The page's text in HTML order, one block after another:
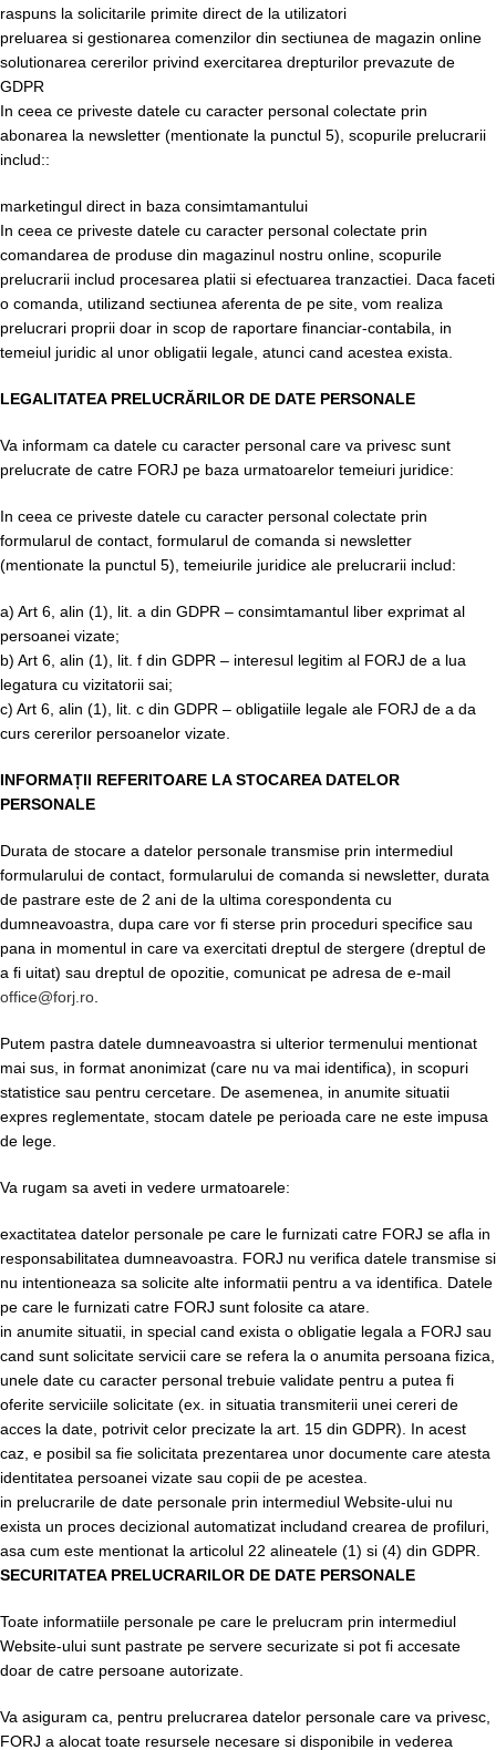
raspuns la solicitarile primite direct de la utilizatori
preluarea si gestionarea comenzilor din sectiunea de magazin online
solutionarea cererilor privind exercitarea drepturilor prevazute de
GDPR
In ceea ce priveste datele cu caracter personal colectate prin
abonarea la newsletter (mentionate la punctul 5), scopurile prelucrarii
includ::
marketingul direct in baza consimtamantului
In ceea ce priveste datele cu caracter personal colectate prin
comandarea de produse din magazinul nostru online, scopurile
prelucrarii includ procesarea platii si efectuarea tranzactiei. Daca faceti
o comanda, utilizand sectiunea aferenta de pe site, vom realiza
prelucrari proprii doar in scop de raportare financiar-contabila, in
temeiul juridic al unor obligatii legale, atunci cand acestea exista.
LEGALITATEA PRELUCRĂRILOR DE DATE PERSONALE
Va informam ca datele cu caracter personal care va privesc sunt
prelucrate de catre FORJ pe baza urmatoarelor temeiuri juridice:
In ceea ce priveste datele cu caracter personal colectate prin
formularul de contact, formularul de comanda si newsletter
(mentionate la punctul 5), temeiurile juridice ale prelucrarii includ:
a) Art 6, alin (1), lit. a din GDPR – consimtamantul liber exprimat al
persoanei vizate;
b) Art 6, alin (1), lit. f din GDPR – interesul legitim al FORJ de a lua
legatura cu vizitatorii sai;
c) Art 6, alin (1), lit. c din GDPR – obligatiile legale ale FORJ de a da
curs cererilor persoanelor vizate.
INFORMAȚII REFERITOARE LA STOCAREA DATELOR
PERSONALE
Durata de stocare a datelor personale transmise prin intermediul
formularului de contact, formularului de comanda si newsletter, durata
de pastrare este de 2 ani de la ultima corespondenta cu
dumneavoastra, dupa care vor fi sterse prin proceduri specifice sau
pana in momentul in care va exercitati dreptul de stergere (dreptul de
a fi uitat) sau dreptul de opozitie, comunicat pe adresa de e-mail
office@forj.ro
Putem pastra datele dumneavoastra si ulterior termenului mentionat
mai sus, in format anonimizat (care nu va mai identifica), in scopuri
statistice sau pentru cercetare. De asemenea, in anumite situatii
expres reglementate, stocam datele pe perioada care ne este impusa
de lege.
Va rugam sa aveti in vedere urmatoarele:
exactitatea datelor personale pe care le furnizati catre FORJ se afla in
responsabilitatea dumneavoastra. FORJ nu verifica datele transmise si
nu intentioneaza sa solicite alte informatii pentru a va identifica. Datele
pe care le furnizati catre FORJ sunt folosite ca atare.
in anumite situatii, in special cand exista o obligatie legala a FORJ sau
cand sunt solicitate servicii care se refera la o anumita persoana fizica,
unele date cu caracter personal trebuie validate pentru a putea fi
oferite serviciile solicitate (ex. in situatia transmiterii unei cereri de
acces la date, potrivit celor precizate la art. 15 din GDPR). In acest
caz, e posibil sa fie solicitata prezentarea unor documente care atesta
identitatea persoanei vizate sau copii de pe acestea.
in prelucrarile de date personale prin intermediul Website-ului nu
exista un proces decizional automatizat includand crearea de profiluri,
asa cum este mentionat la articolul 22 alineatele (1) si (4) din GDPR.
SECURITATEA PRELUCRARILOR DE DATE PERSONALE
Toate informatiile personale pe care le prelucram prin intermediul
Website-ului sunt pastrate pe servere securizate si pot fi accesate
doar de catre persoane autorizate.
Va asiguram ca, pentru prelucrarea datelor personale care va privesc,
FORJ a alocat toate resursele necesare si disponibile in vederea